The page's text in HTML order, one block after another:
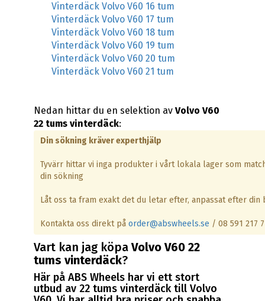
Vinterdäck Volvo V60 16 tum
Vinterdäck Volvo V60 17 tum
Vinterdäck Volvo V60 18 tum
Vinterdäck Volvo V60 19 tum
Vinterdäck Volvo V60 20 tum
Vinterdäck Volvo V60 21 tum
Nedan hittar du en selektion av Volvo V60
22 tums vinterdäck:
Din sökning kräver experthjälp
Tyvärr hittar vi inga produkter i vårt lokala lager som
din sökning
Låt oss ta fram exakt det du letar efter, anpassat efter din
Kontakta oss direkt på order@abswheels.se / 08 591 217
Vart kan jag köpaVolvo V60 22
tums vinterdäck?
Här på ABS Wheels har vi ett stort
utbud av 22 tums vinterdäck till Volvo